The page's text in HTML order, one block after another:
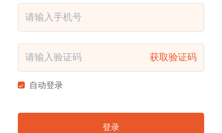
获取验证码
自动登录
登录